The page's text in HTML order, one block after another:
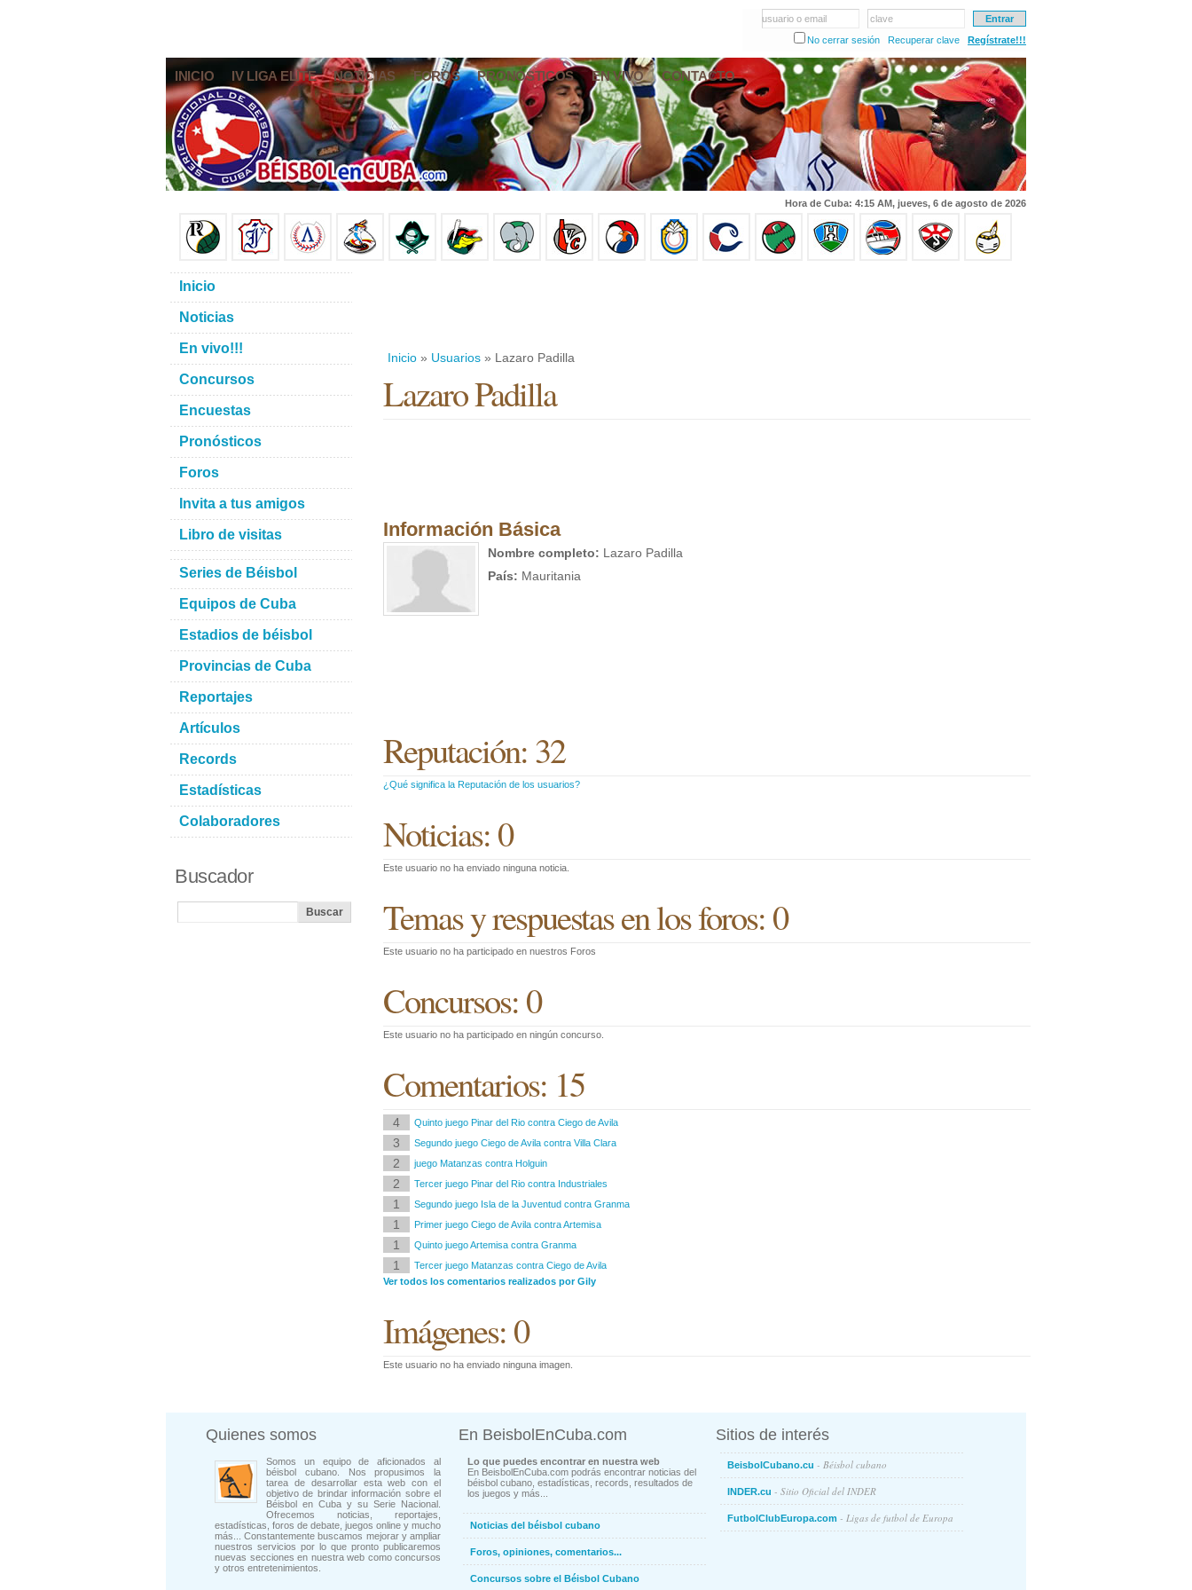
usuario o email
clave
No cerrar sesión
Recuperar clave Regístrate!!!
INICIO IV LIGA ELITE NOTICIAS FOROS PRONÓSTICOS EN VIVO CONTACTO
Hora de Cuba: 4:15 AM, jueves, 6 de agosto de 2026
Inicio » Usuarios » Lazaro Padilla
Lazaro Padilla
Información Básica
Nombre completo: Lazaro Padilla
País: Mauritania
Reputación: 32
¿Qué significa la Reputación de los usuarios?
Noticias: 0
Este usuario no ha enviado ninguna noticia.
Temas y respuestas en los foros: 0
Este usuario no ha participado en nuestros Foros
Concursos: 0
Este usuario no ha participado en ningún concurso.
Comentarios: 15
4 Quinto juego Pinar del Rio contra Ciego de Avila
3 Segundo juego Ciego de Avila contra Villa Clara
2 juego Matanzas contra Holguin
2 Tercer juego Pinar del Rio contra Industriales
1 Segundo juego Isla de la Juventud contra Granma
1 Primer juego Ciego de Avila contra Artemisa
1 Quinto juego Artemisa contra Granma
1
Tercer juego Matanzas contra Ciego de Avila
Ver todos los comentarios realizados por Gily
Imágenes: 0
Este usuario no ha enviado ninguna imagen.
Inicio
Noticias
En vivo!!!
Concursos
Encuestas
Pronósticos
Foros
Invita a tus amigos
Libro de visitas
Series de Béisbol
Equipos de Cuba
Estadios de béisbol
Provincias de Cuba
Reportajes
Artículos
Records
Estadísticas
Colaboradores
Buscador
Quienes somos
Somos un equipo de aficionados al
béisbol cubano. Nos propusimos la
tarea de desarrollar esta web con el
objetivo de brindar información sobre el
Béisbol en Cuba y su Serie Nacional.
Ofrecemos noticias, reportajes,
estadísticas, foros de debate, juegos online y mucho
más... Constantemente buscamos mejorar y ampliar
nuestros servicios por lo que pronto publicaremos
nuevas secciones en nuestra web como concursos
y otros entretenimientos.
En BeisbolEnCuba.com
Lo que puedes encontrar en nuestra web
En BeisbolEnCuba.com podrás encontrar noticias del
béisbol cubano, estadísticas, records, resultados de
los juegos y más...
Noticias del béisbol cubano
Foros, opiniones, comentarios...
Concursos sobre el Béisbol Cubano
Sitios de interés
BeisbolCubano.cu - Béisbol cubano
INDER.cu - Sitio Oficial del INDER
FutbolClubEuropa.com - Ligas de futbol de Europa